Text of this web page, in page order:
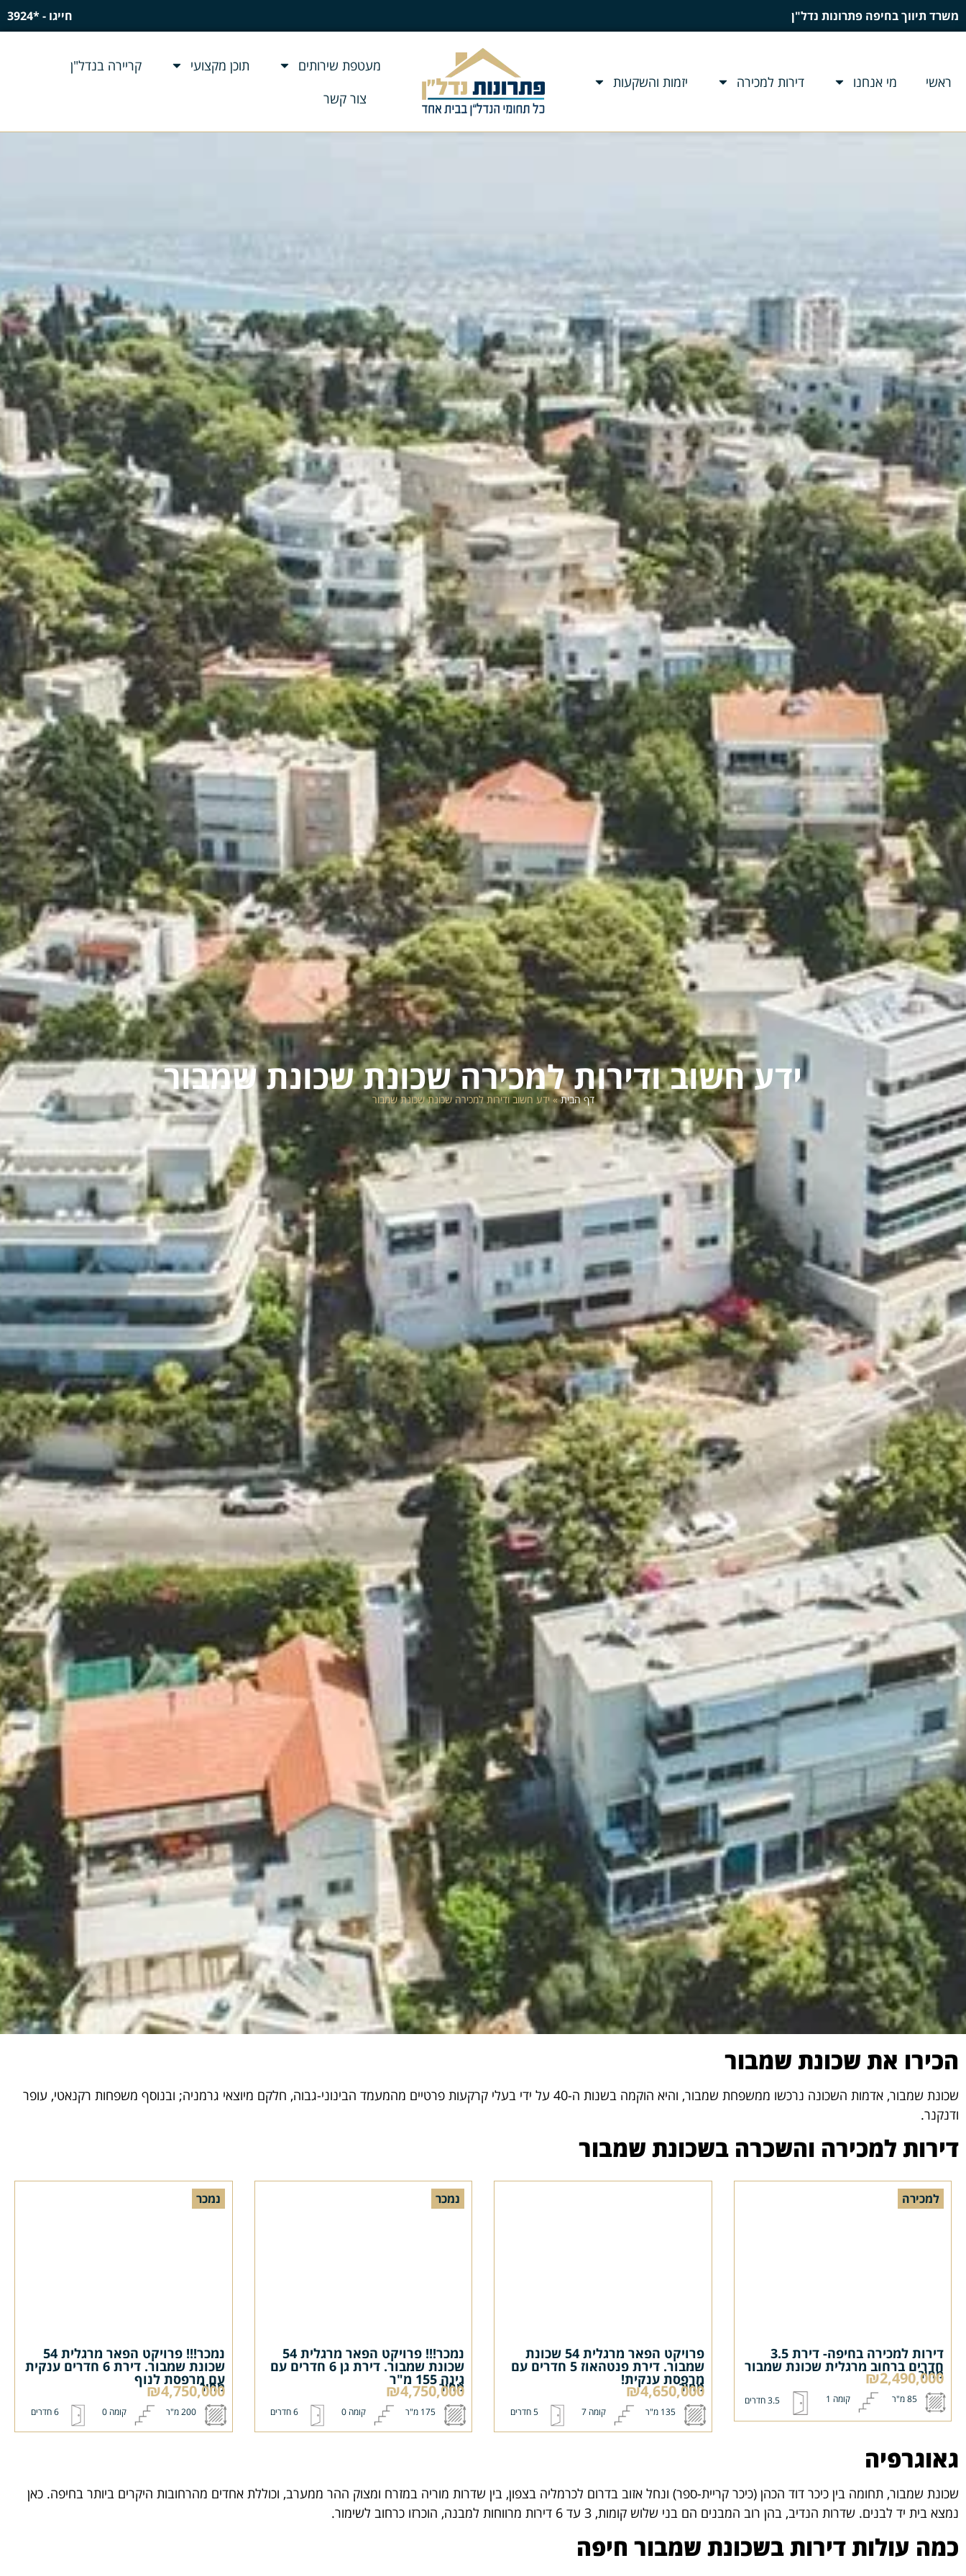
משרד תיווך בחיפה פתרונות נדל"ן חייגו - *3924
ראשי מי אנחנו דירות למכירה יזמות והשקעות
מעטפת שירותים תוכן מקצועי
קריירה בנדל"ן
צור קשר
ידע חשוב ודירות למכירה שכונת שכונת שמבור
דף הבית» ידע חשוב ודירות למכירה שכונת שכונת שמבור
הכירו את שכונת שמבור
שכונת שמבור, אדמות השכונה נרכשו ממשפחת שמבור, והיא הוקמה בשנות ה-40 על ידי בעלי קרקעות פרטיים מהמעמד הבינוני-גבוה, חלקם מיוצאי גרמניה; ובנוסף משפחות רקנאטי, עופר
ודנקנר.
דירות למכירה והשכרה בשכונת שמבור
למכירה
דירות למכירה בחיפה- דירת 3.5
חדרים ברחוב מרגלית שכונת שמבור
מחיר
₪2,490,000
85 מ"ר קומה 1 3.5 חדרים
פרויקט הפאר מרגלית 54 שכונת
שמבור. דירת פנטהאוז 5 חדרים עם
מרפסת ענקית!
מחיר
₪4,650,000
135 מ"ר קומה 7 5 חדרים
נמכר
נמכר!!! פרויקט הפאר מרגלית 54
שכונת שמבור. דירת גן 6 חדרים עם
גינה 155 מ"ר
מחיר
₪4,750,000
175 מ"ר קומה 0 6 חדרים
נמכר
נמכר!!! פרויקט הפאר מרגלית 54
שכונת שמבור. דירת 6 חדרים ענקית
עם מרפסת לנוף
מחיר
₪4,750,000
200 מ"ר קומה 0 6 חדרים
גאוגרפיה
שכונת שמבור, תחומה בין כיכר דוד הכהן (כיכר קריית-ספר) ונחל אזוב בדרום לכרמליה בצפון, בין שדרות מוריה במזרח ומצוק ההר ממערב, וכוללת אחדים מהרחובות היקרים ביותר בחיפה. כאן
נמצא בית יד לבנים. שדרות הנדיב, בהן רוב המבנים הם בני שלוש קומות, 3 עד 6 דירות מרווחות למבנה, הוכרזו כרחוב לשימור.
כמה עולות דירות בשכונת שמבור חיפה